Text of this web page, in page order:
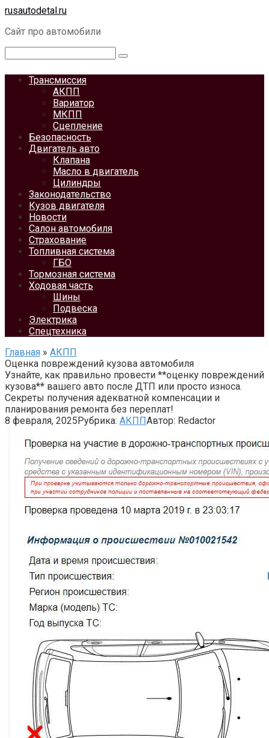
Перейти
контенту
rusautodetal.ru
Сайт про автомобили
Трансмиссия
АКПП
Вариатор
МКПП
Сцепление
Безопасность
Двигатель авто
Клапана
Масло в двигатель
Цилиндры
Законодательство
Кузов двигателя
Новости
Салон автомобиля
Страхование
Топливная система
ГБО
Тормозная система
Ходовая часть
Шины
Подвеска
Электрика
Спецтехника
Главная » АКПП
Оценка повреждений кузова автомобиля
Узнайте, как правильно провести **оценку повреждений
кузова** вашего авто после ДТП или просто износа.
Секреты получения адекватной компенсации и
планирования ремонта без переплат!
8 февраля, 2025Рубрика: АКППАвтор: Redactor